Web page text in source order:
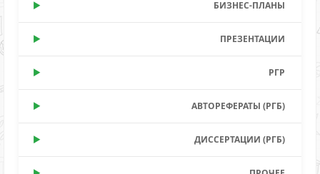
БИЗНЕС-ПЛАНЫ
ПРЕЗЕНТАЦИИ
РГР
АВТОРЕФЕРАТЫ (РГБ)
ДИССЕРТАЦИИ (РГБ)